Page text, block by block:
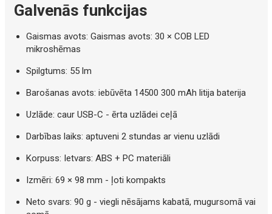
Galvenās funkcijas
Gaismas avots: Gaismas avots: 30 × COB LED
mikroshēmas
Spilgtums: 55 lm
Barošanas avots: iebūvēta 14500 300 mAh litija baterija
Uzlāde: caur USB-C - ērta uzlādei ceļā
Darbības laiks: aptuveni 2 stundas ar vienu uzlādi
Korpuss: Ietvars: ABS + PC materiāli
Izmēri: 69 × 98 mm - ļoti kompakts
Neto svars: 90 g - viegli nēsājams kabatā, mugursomā vai